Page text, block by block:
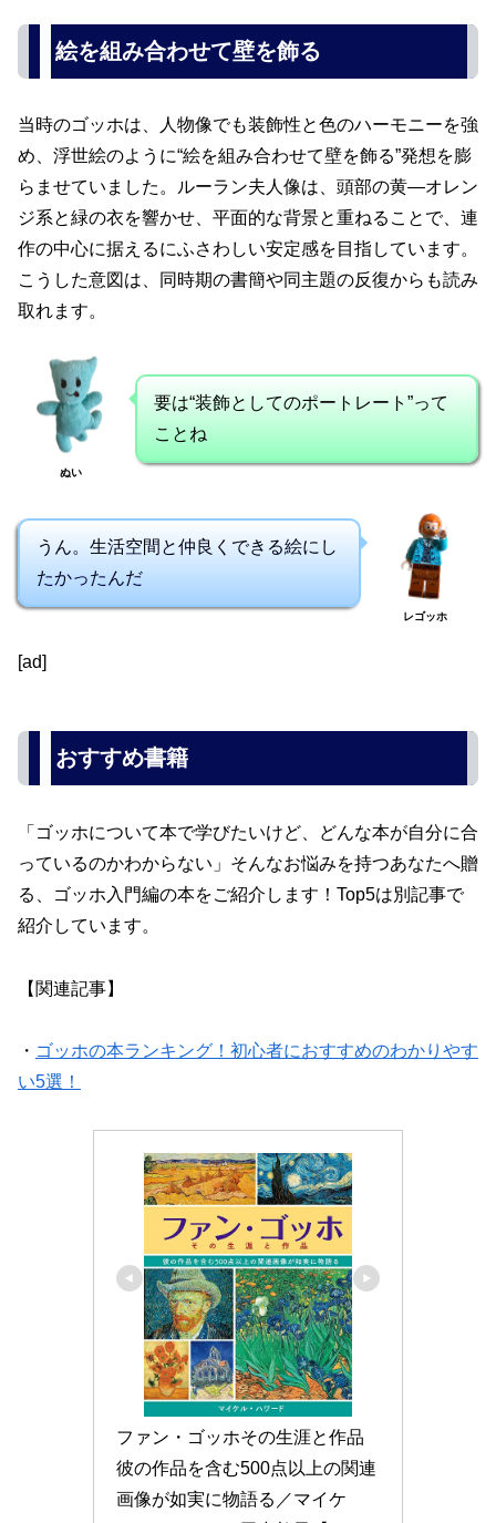
絵を組み合わせて壁を飾る
当時のゴッホは、人物像でも装飾性と色のハーモニーを強
め、浮世絵のように“絵を組み合わせて壁を飾る”発想を膨
らませていました。ルーラン夫人像は、頭部の黄—オレン
ジ系と緑の衣を響かせ、平面的な背景と重ねることで、連
作の中心に据えるにふさわしい安定感を目指しています。
こうした意図は、同時期の書簡や同主題の反復からも読み
取れます。
ぬい
要は“装飾としてのポートレート”って
ことね
うん。生活空間と仲良くできる絵にし
たかったんだ
レゴッホ
[ad]
おすすめ書籍
「ゴッホについて本で学びたいけど、どんな本が自分に合
っているのかわからない」そんなお悩みを持つあなたへ贈
る、ゴッホ入門編の本をご紹介します！Top5は別記事で
紹介しています。
【関連記事】
・ ゴッホの本ランキング！初心者におすすめのわかりやす
い5選！
ファン・ゴッホその生涯と作品
彼の作品を含む500点以上の関連
画像が如実に物語る／マイケ